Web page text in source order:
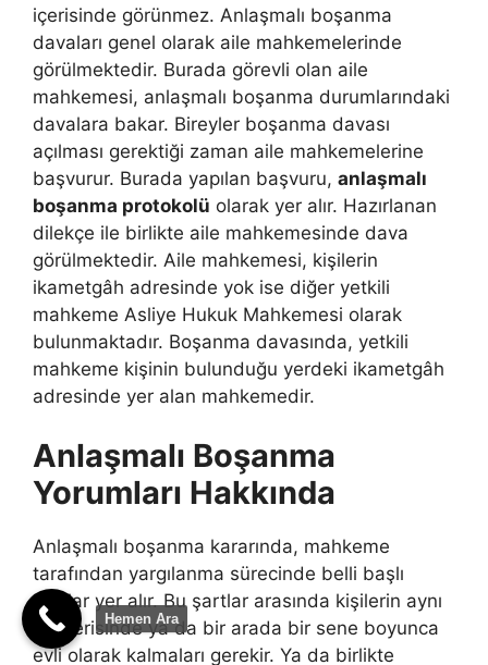
içerisinde görünmez. Anlaşmalı boşanma
davaları genel olarak aile mahkemelerinde
görülmektedir. Burada görevli olan aile
mahkemesi, anlaşmalı boşanma durumlarındaki
davalara bakar. Bireyler boşanma davası
açılması gerektiği zaman aile mahkemelerine
başvurur. Burada yapılan başvuru, anlaşmalı
boşanma protokolü olarak yer alır. Hazırlanan
dilekçe ile birlikte aile mahkemesinde dava
görülmektedir. Aile mahkemesi, kişilerin
ikametgâh adresinde yok ise diğer yetkili
mahkeme Asliye Hukuk Mahkemesi olarak
bulunmaktadır. Boşanma davasında, yetkili
mahkeme kişinin bulunduğu yerdeki ikametgâh
adresinde yer alan mahkemedir.
Anlaşmalı Boşanma
Yorumları Hakkında
Anlaşmalı boşanma kararında, mahkeme
tarafından yargılanma sürecinde belli başlı
şartlar yer alır. Bu şartlar arasında kişilerin aynı
ev içerisinde ya da bir arada bir sene boyunca
evli olarak kalmaları gerekir. Ya da birlikte
Hemen Ara